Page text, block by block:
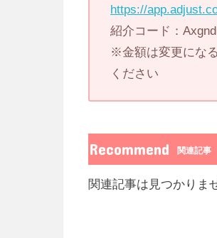
https://
紹介コード：
※金額は変更にな
ください
Recommend 関連記事
関連記事は見つかりま